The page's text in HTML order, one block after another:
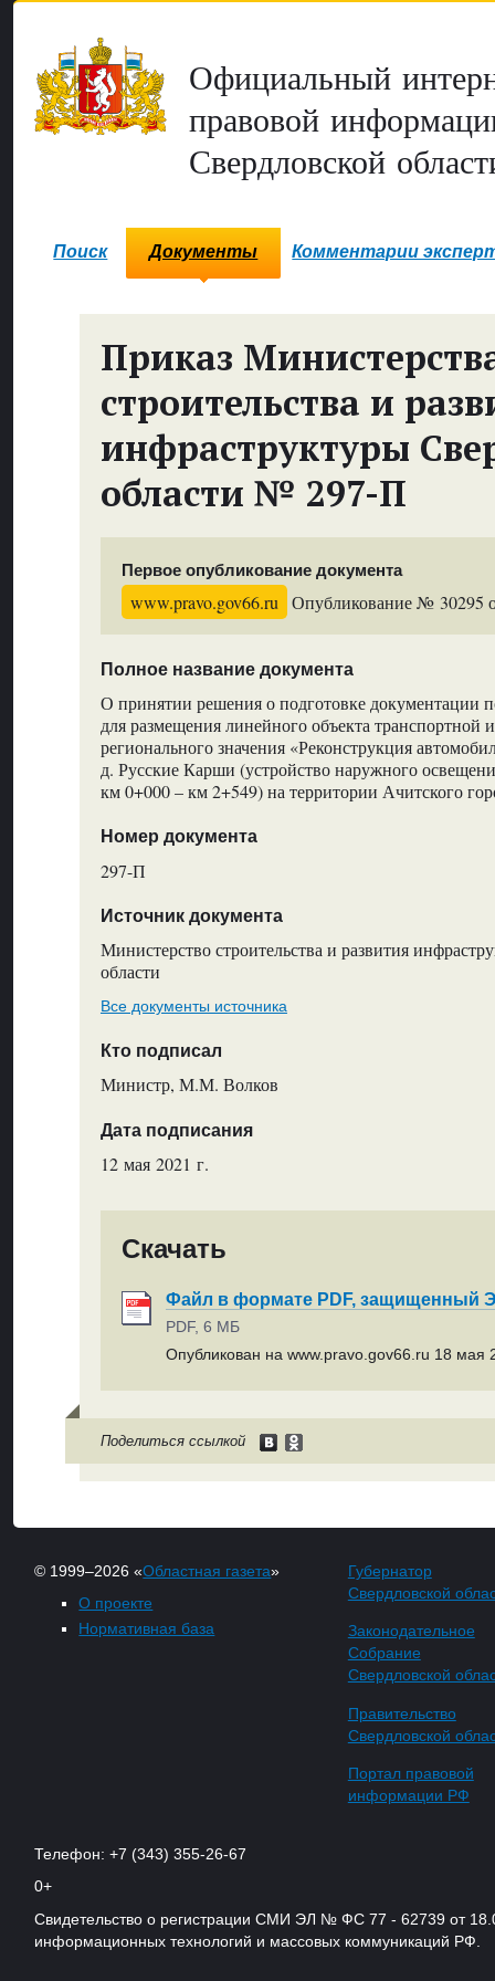
Официальный
правовой
Свердловской
Поиск Документы Комментарии
Приказ
строительства и
инфраструктуры
области № 297-П
Первое опубликование документа
www.pravo.gov66.ru Опубликование № 30295
Полное название документа
О принятии решения о подготовке документации
для размещения линейного объекта транспортной
регионального значения «Реконструкция
д. Русские Карши (устройство наружного
км 0+000 – км 2+549) на территории Ачитского
Номер документа
297-П
Источник документа
Министерство строительства и развития
области
Все документы источника
Кто подписал
Министр, М.М. Волков
Дата подписания
12 мая 2021 г.
Скачать
Файл в формате PDF, защищенный
PDF, 6 МБ
Опубликован на www.pravo.gov66.ru 18 мая
Поделиться ссылкой
© 1999–2026 «Областная газета»
О проекте
Нормативная база
Губернатор
Свердловской
Законодательное
Собрание
Свердловской
Правительство
Свердловской
Портал правовой
информации РФ
Телефон: +7 (343) 355-26-67
0+
Свидетельство о регистрации СМИ ЭЛ № ФС 77 - 62739 от
информационных технологий и массовых коммуникаций РФ.